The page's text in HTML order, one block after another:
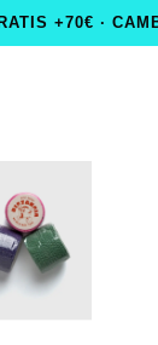
+70€ ·